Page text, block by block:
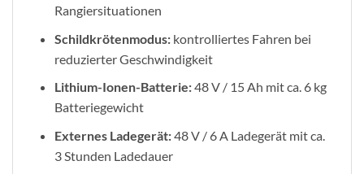
Rangiersituationen
Schildkrötenmodus:kontrolliertes Fahren bei
reduzierter Geschwindigkeit
Lithium-Ionen-Batterie:48 V / 15 Ah mit ca. 6 kg
Batteriegewicht
Externes Ladegerät:48 V / 6 A Ladegerät mit ca.
3 Stunden Ladedauer